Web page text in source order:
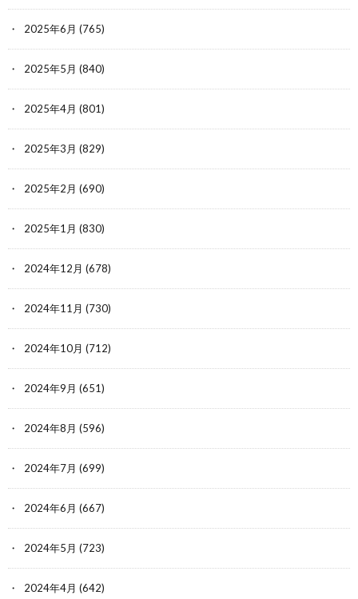
2025年6月 (765)
2025年5月 (840)
2025年4月 (801)
2025年3月 (829)
2025年2月 (690)
2025年1月 (830)
2024年12月 (678)
2024年11月 (730)
2024年10月 (712)
2024年9月 (651)
2024年8月 (596)
2024年7月 (699)
2024年6月 (667)
2024年5月 (723)
2024年4月 (642)